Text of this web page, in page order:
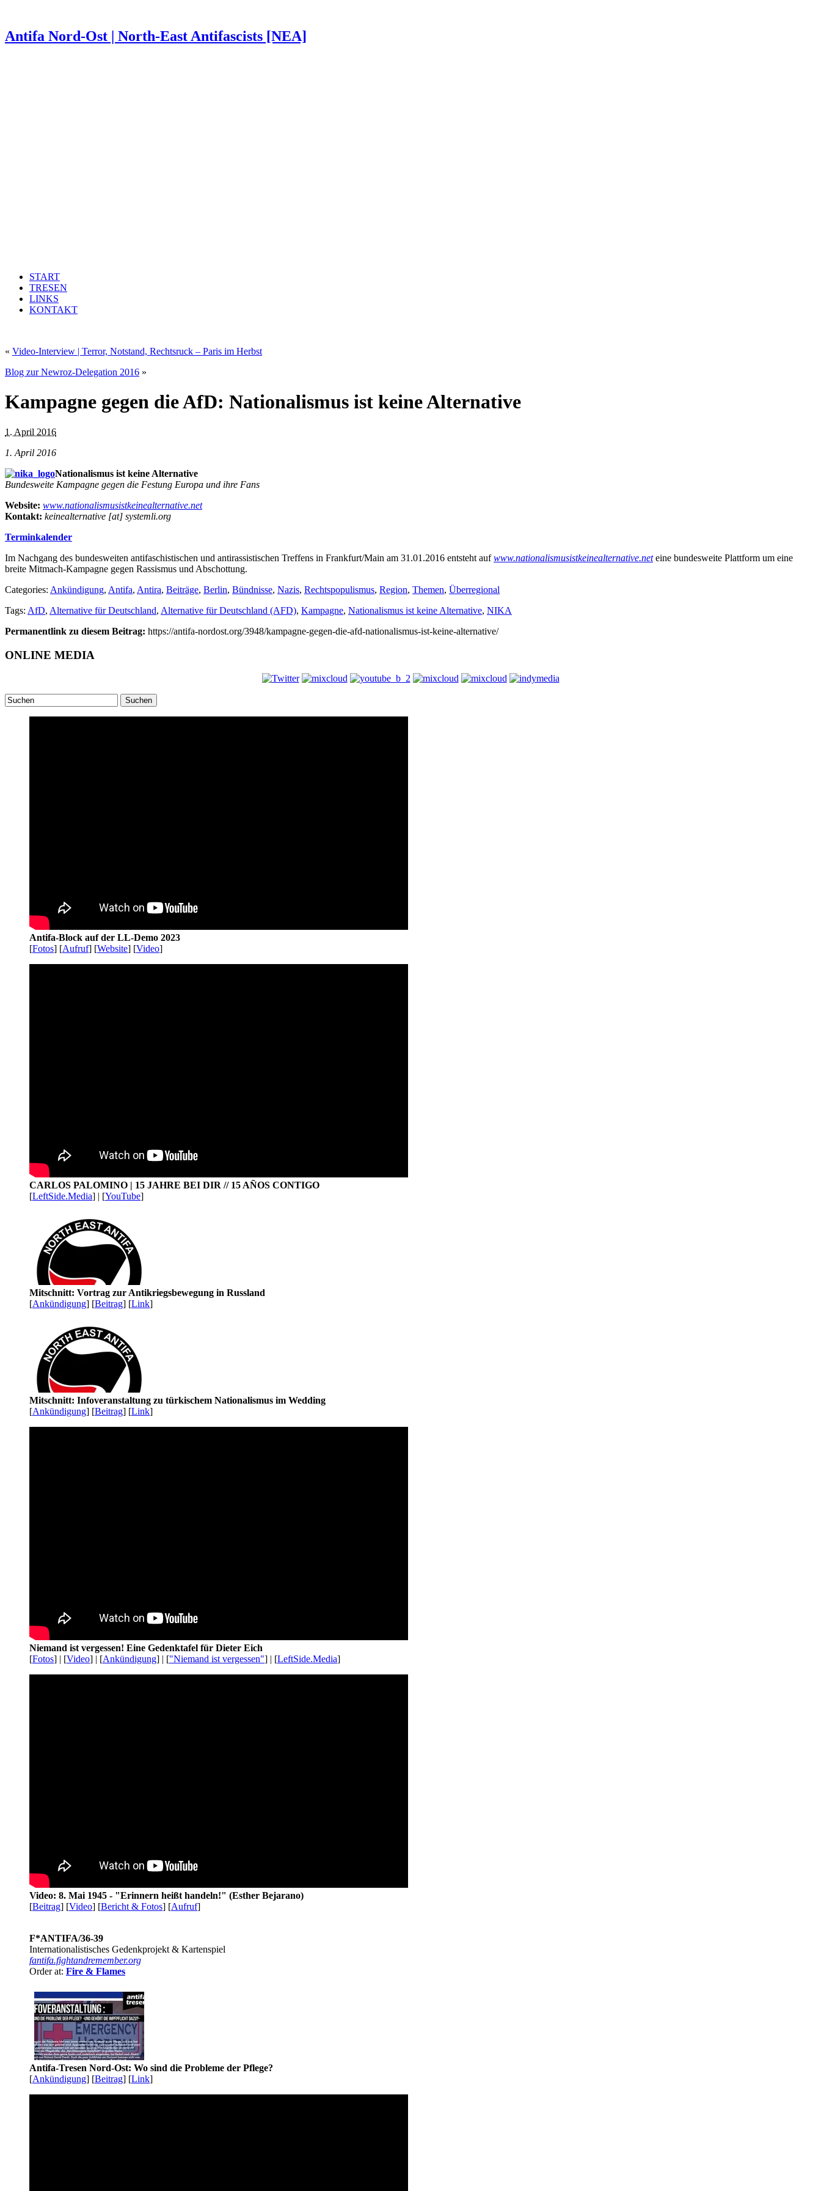
Antifa Nord-Ost | North-East Antifascists [NEA]
START
TRESEN
LINKS
KONTAKT
« Video-Interview | Terror, Notstand, Rechtsruck – Paris im Herbst
Blog zur Newroz-Delegation 2016 »
Kampagne gegen die AfD: Nationalismus ist keine Alternative
1. April 2016
1. April 2016
Nationalismus ist keine Alternative
Bundesweite Kampagne gegen die Festung Europa und ihre Fans
Website: www.nationalismusistkeinealternative.net
Kontakt: keinealternative [at] systemli.org
Terminkalender
Im Nachgang des bundesweiten antifaschistischen und antirassistischen Treffens in Frankfurt/Main am 31.01.2016 entsteht aufwww.nationalismusistkeinealternative.neteine bundesweite Plattform um eine
breite Mitmach-Kampagne gegen Rassismus und Abschottung.
Categories: Ankündigung, Antifa, Antira, Beiträge, Berlin, Bündnisse, Nazis, Rechtspopulismus, Region, Themen, Überregional
Tags: AfD, Alternative für Deutschland, Alternative für Deutschland (AFD), Kampagne, Nationalismus ist keine Alternative, NIKA
Permanentlink zu diesem Beitrag: https://antifa-nordost.org/3948/kampagne-gegen-die-afd-nationalismus-ist-keine-alternative/
ONLINE MEDIA
Suchen
Antifa-Block auf der LL-Demo 2023
[Fotos] [Aufruf] [Website] [Video]
CARLOS PALOMINO | 15 JAHRE BEI DIR // 15 AÑOS CONTIGO
[LeftSide.Media] | [YouTube]
Mitschnitt: Vortrag zur Antikriegsbewegung in Russland
[Ankündigung] [Beitrag] [Link]
Mitschnitt: Infoveranstaltung zu türkischem Nationalismus im Wedding
[Ankündigung] [Beitrag] [Link]
Niemand ist vergessen! Eine Gedenktafel für Dieter Eich
[Fotos] | [Video] | [Ankündigung] | ["Niemand ist vergessen"] | [LeftSide.Media]
Video: 8. Mai 1945 - "Erinnern heißt handeln!" (Esther Bejarano)
[Beitrag] [Video] [Bericht & Fotos] [Aufruf]
F*ANTIFA/36-39
Internationalistisches Gedenkprojekt & Kartenspiel
fantifa.fightandremember.org
Order at: Fire & Flames
Antifa-Tresen Nord-Ost: Wo sind die Probleme der Pflege?
[Ankündigung] [Beitrag] [Link]